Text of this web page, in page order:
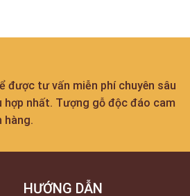
được tư vấn miễn phí chuyên sâu
nhất. Tượng gỗ độc đáo cam
hàng.
HƯỚNG DẪN